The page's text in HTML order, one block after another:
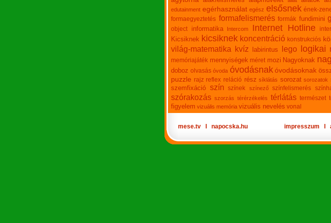
edutainment egérhasználat egész elsősnek ének-
formaegyeztetés formafelismerés formák fundimini
object
informatika Intercom Internet Hotline
Kicsiknek kicsiknek koncentráció konstrukciós
világ-matematika kvíz labirintus lego logikai
memóriajáték mennyiségek méret mozi Nagyoknak
doboz olvasás óvoda óvodásnak óvodásoknak
puzzle rajz reflex reláció rész síklátás sorozat sorozatok
szemfixáció szín színek színező színfelismerés
szórakozás szorzás térérzékelés térlátás természet
figyelem vizuális memória vizuális nevelés vonal
mese.tv napocska.hu impresszum